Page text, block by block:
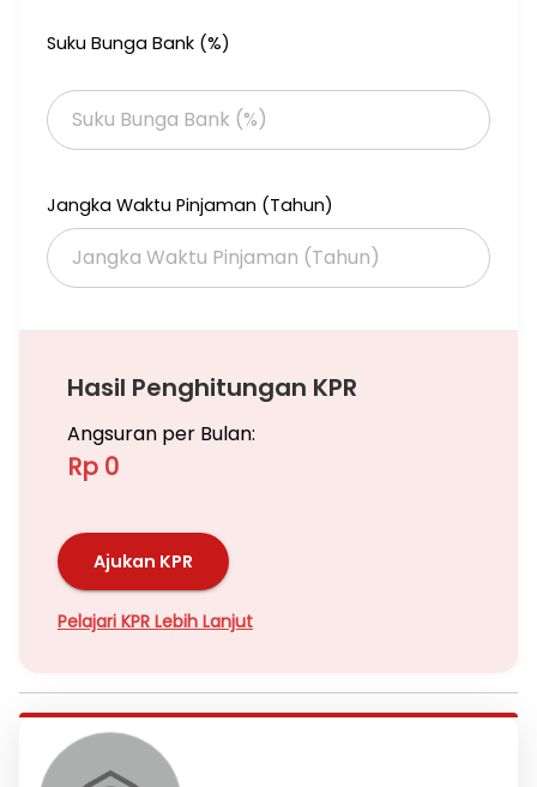
Suku Bunga Bank (%)
Jangka Waktu Pinjaman (Tahun)
Hasil Penghitungan KPR
Angsuran per Bulan:
Rp 0
Ajukan KPR
Pelajari KPR Lebih Lanjut